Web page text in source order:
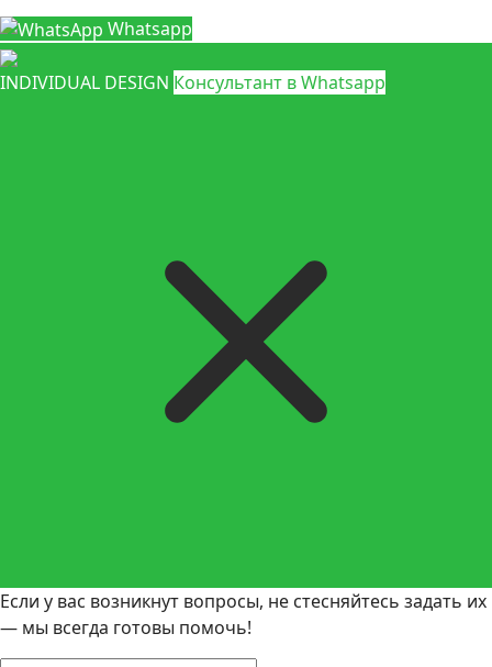
Whatsapp
INDIVIDUAL DESIGN Консультант в Whatsapp
Если у вас возникнут вопросы, не стесняйтесь задать их
— мы всегда готовы помочь!